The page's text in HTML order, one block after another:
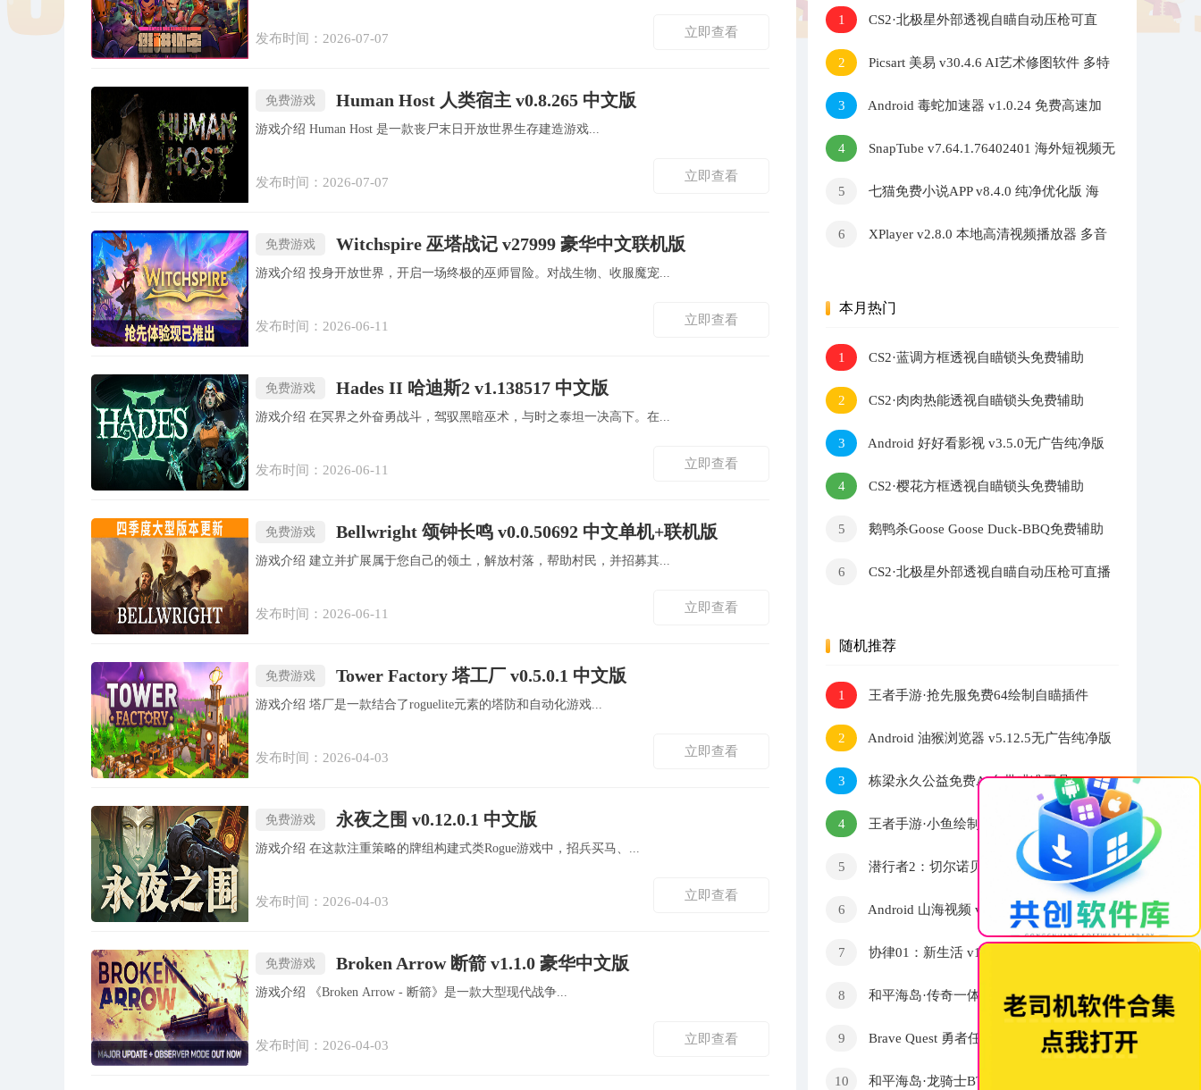
发布时间：2026-07-07 立即查看
免费游戏 Human Host 人类宿主 v0.8.265 中文版
游戏介绍 Human Host 是一款丧尸末日开放世界生存建造游戏...
发布时间：2026-07-07 立即查看
免费游戏 Witchspire 巫塔战记 v27999 豪华中文联机版
游戏介绍 投身开放世界，开启一场终极的巫师冒险。对战生物、收服魔宠...
发布时间：2026-06-11 立即查看
免费游戏 Hades II 哈迪斯2 v1.138517 中文版
游戏介绍 在冥界之外奋勇战斗，驾驭黑暗巫术，与时之泰坦一决高下。在...
发布时间：2026-06-11 立即查看
免费游戏 Bellwright 颂钟长鸣 v0.0.50692 中文单机+联机版
游戏介绍 建立并扩展属于您自己的领土，解放村落，帮助村民，并招募其...
发布时间：2026-06-11 立即查看
免费游戏 Tower Factory 塔工厂 v0.5.0.1 中文版
游戏介绍 塔厂是一款结合了roguelite元素的塔防和自动化游戏...
发布时间：2026-04-03 立即查看
免费游戏 永夜之围 v0.12.0.1 中文版
游戏介绍 在这款注重策略的牌组构建式类Rogue游戏中，招兵买马、...
发布时间：2026-04-03 立即查看
免费游戏 Broken Arrow 断箭 v1.1.0 豪华中文版
游戏介绍 《Broken Arrow - 断箭》是一款大型现代战争...
发布时间：2026-04-03 立即查看
1
CS2·北极星外部透视自瞄自动压枪可直
播 v2.7.3
2
Picsart 美易 v30.4.6 AI艺术修图软件 多特
效照片编辑工具
3
Android 毒蛇加速器 v1.0.24 免费高速加
速器
4
SnapTube v7.64.1.76402401 海外短视频无
5
七猫免费小说APP v8.4.0 纯净优化版 海
6
XPlayer v2.8.0 本地高清视频播放器 多音
本月热门
1 CS2·蓝调方框透视自瞄锁头免费辅助
2 CS2·肉肉热能透视自瞄锁头免费辅助
3 Android 好好看影视 v3.5.0无广告纯净版
4 CS2·樱花方框透视自瞄锁头免费辅助
5
鹅鸭杀Goose Goose Duck-BBQ免费辅助
6
CS2·北极星外部透视自瞄自动压枪可直播
随机推荐
1
王者手游·抢先服免费64绘制自瞄插件
v6.20
2
Android 油猴浏览器 v5.12.5无广告纯净版
3
栋梁永久公益免费AI自带瞄准工具pro-
max版本
4
王者手游·小鱼绘制自瞄上帝视角一体插件
5
潜行者2：切尔诺贝利之心 三十二项修
6
Android 山海视频 v1.6.0去广告纯净版
7
协律01：新生活 v1.0.0.8250 内置整合
8
和平海岛·传奇一体直装绘制自瞄辅助
9
Brave Quest 勇者任务 v1.0.6 中文版
10 和平海岛·龙骑士BT版x8盒子版 v16